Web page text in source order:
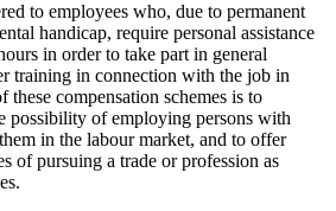
to employees who, due to permanent
handicap, require personal assistance
in order to take part in general
training in connection with the job in
compensation schemes is to
possibility of employing persons with
in the labour market, and to offer
of pursuing a trade or profession as